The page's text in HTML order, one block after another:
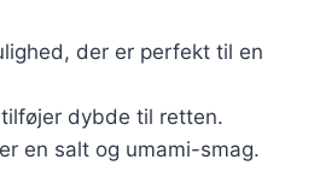
der er perfekt til en
dybde til retten.
en salt og umami-smag.